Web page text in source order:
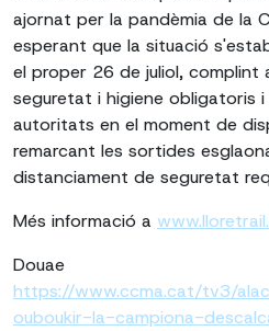
ajornat per la pandèmia de la
esperant que la situació
el proper 26 de juliol,
seguretat i higiene obligatoris
autoritats en el moment de
remarcant les sortides
distanciament de seguretat
Més informació a
Douae
https://www.ccma.cat/tv3/
ouboukir-la-campiona-